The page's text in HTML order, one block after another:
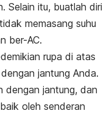
Selain itu, buatlah diri
memasang suhu
ber-AC.
rupa di atas
jantung Anda.
dengan jantung, dan
oleh senderan